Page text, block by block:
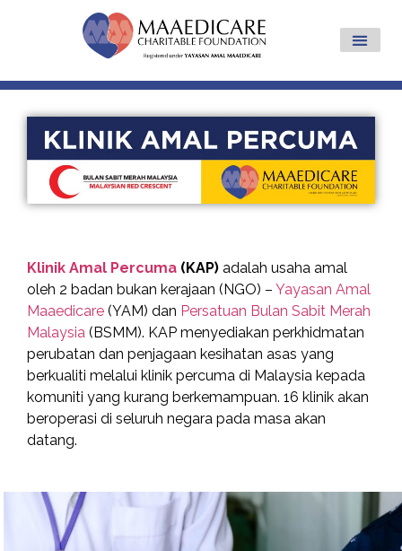
Klinik Amal Percuma (KAP) adalah usaha amal
oleh 2 badan bukan kerajaan (NGO) – Yayasan Amal
Maaedicare (YAM) dan Persatuan Bulan Sabit Merah
Malaysia (BSMM). KAP menyediakan perkhidmatan
perubatan dan penjagaan kesihatan asas yang
berkualiti melalui klinik percuma di Malaysia kepada
komuniti yang kurang berkemampuan. 16 klinik akan
beroperasi di seluruh negara pada masa akan
datang.